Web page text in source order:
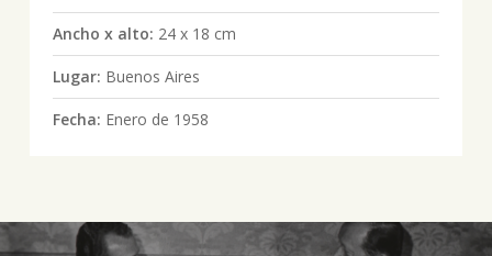
Ancho x alto: 24 x 18 cm
Lugar: Buenos Aires
Fecha: Enero de 1958